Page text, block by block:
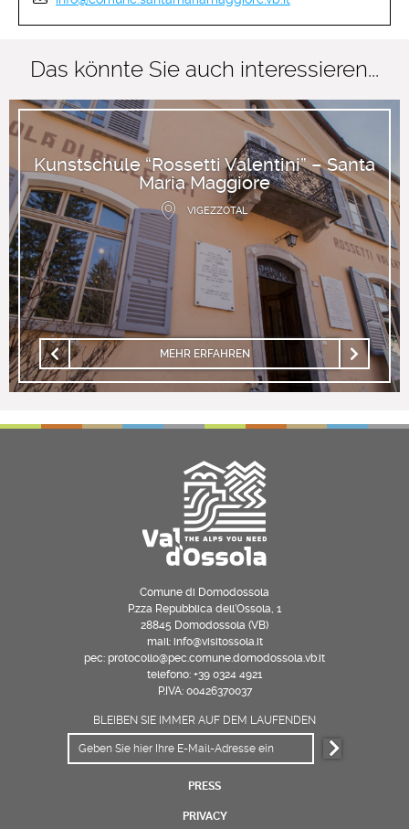
Das könnte Sie auch interessieren...
Kunstschule “Rossetti Valentini” – Santa
Maria Maggiore
VIGEZZOTAL
MEHR ERFAHREN
Comune di Domodossola
P.zza Repubblica dell’Ossola, 1
28845 Domodossola (VB)
mail: info@visitossola.it
pec: protocollo@pec.comune.domodossola.vb.it
telefono: +39 0324 4921
P.IVA: 00426370037
BLEIBEN SIE IMMER AUF DEM LAUFENDEN
PRESS
PRIVACY